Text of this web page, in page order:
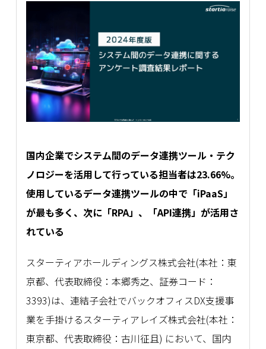
国内企業でシステム間のデータ連携ツール・テク
ノロジーを活用して行っている担当者は23.66%。
使用しているデータ連携ツールの中で「iPaaS」
が最も多く、次に「RPA」、「API連携」が活用さ
れている
スターティアホールディングス株式会社(本社：東
京都、代表取締役：本郷秀之、証券コード：
3393)は、連結子会社でバックオフィスDX支援事
業を手掛けるスターティアレイズ株式会社(本社：
東京都、代表取締役：古川征且) において、国内